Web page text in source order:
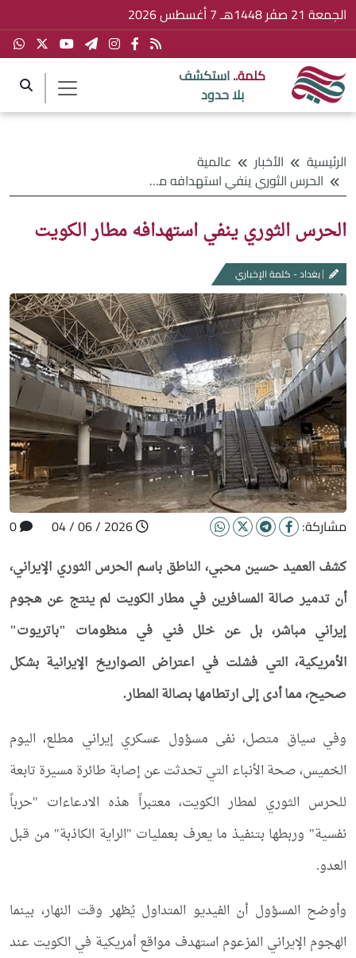
الجمعة 21 صفَر 1448هـ 7 أغسطس 2026
كلمة..استكشف
بلا حدود
الرئيسية الأخبار
عالمية
الحرس الثوري ينفي استهدافه مطار الكويت
الحرس الثوري ينفي استهدافه مطار الكويت
بغداد - كلمة الإخباري
مشاركة:
كشف العميد حسين محبي، الناطق باسم الحرس الثوري الإيراني،
أن تدمير صالة المسافرين في مطار الكويت لم ينتج عن هجوم
إيراني مباشر، بل عن خلل فني في منظومات "باتريوت"
الأمريكية، التي فشلت في اعتراض الصواريخ الإيرانية بشكل
صحيح، مما أدى إلى ارتطامها بصالة المطار.
وفي سياق متصل، نفى مسؤول عسكري إيراني مطلع، اليوم
الخميس، صحة الأنباء التي تحدثت عن إصابة طائرة مسيرة تابعة
للحرس الثوري لمطار الكويت، معتبراً هذه الادعاءات "حرباً
نفسية" وربطها بتنفيذ ما يعرف بعمليات "الراية الكاذبة" من قبل
العدو.
وأوضح المسؤول أن الفيديو المتداول يُظهر وقت النهار، بينما
الهجوم الإيراني المزعوم استهدف مواقع أمريكية في الكويت عند